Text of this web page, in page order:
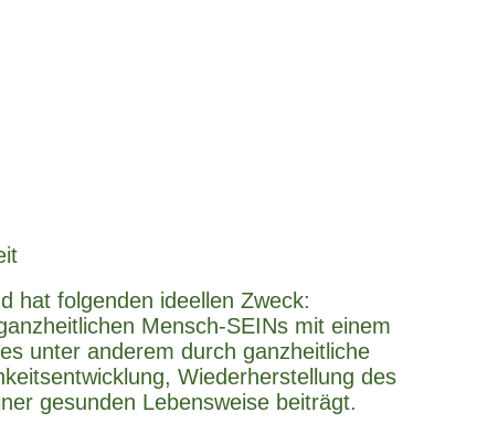
hat folgenden ideellen Zweck:
Mensch-SEINs mit einem
unter anderem durch ganzheitliche
Wiederherstellung des
gesunden Lebensweise beiträgt.